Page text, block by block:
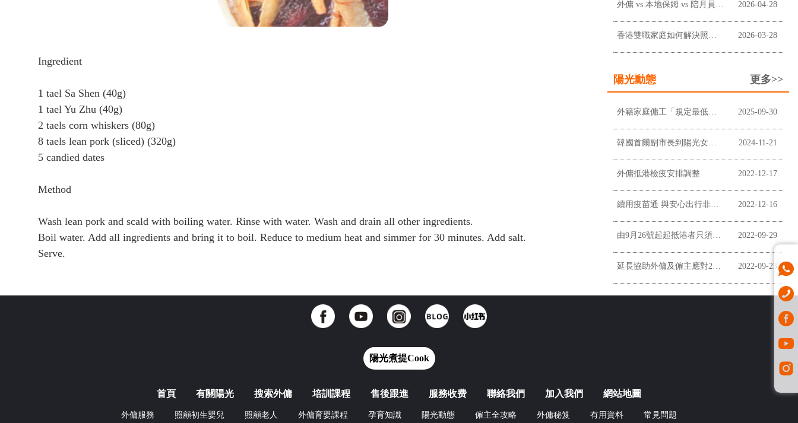
Ingredient
1 tael Sa Shen (40g)
1 tael Yu Zhu (40g)
2 taels corn whiskers (80g)
8 taels lean pork (sliced) (320g)
5 candied dates
Method
Wash lean pork and scald with boiling water. Rinse with water. Wash and drain all other ingredients.
Boil water. Add all ingredients and bring it to boil. Reduce to medium heat and simmer for 30 minutes. Add salt.
Serve.
外傭 vs 本地保姆 vs 陪月員：香港家庭應如何選擇？ 2026-04-28
香港雙職家庭如何解決照顧問題？請外傭是否最適合？ 2026-03-28
陽光動態 更多>>
外籍家庭傭工「規定最低工資」上調至$5,100及膳食津貼維持不變 2025-09-30
韓國首爾副市長到陽光女傭中心進行企業拜訪 2024-11-21
外傭抵港檢疫安排調整 2022-12-17
續用疫苗通 與安心出行非掛鉤 2022-12-16
由9月26號起起抵港者只須居家監察三日 2022-09-29
延長協助外傭及僱主應對2019冠狀病毒病疫情 2022-09-23
陽光煮提Cook
首頁 有關陽光 搜索外傭 培訓課程 售後跟進 服務收费 聯絡我們 加入我們 網站地圖
外傭服務 照顧初生嬰兒 照顧老人 外傭育嬰課程 孕育知識 陽光動態 僱主全攻略 外傭秘笈 有用資料 常見問題